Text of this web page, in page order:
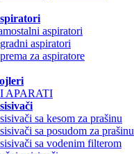
aspiratori
aspiratori
za aspiratore
APARATI
sa kesom za prašinu
sa posudom za prašinu
sa vodenim filterom